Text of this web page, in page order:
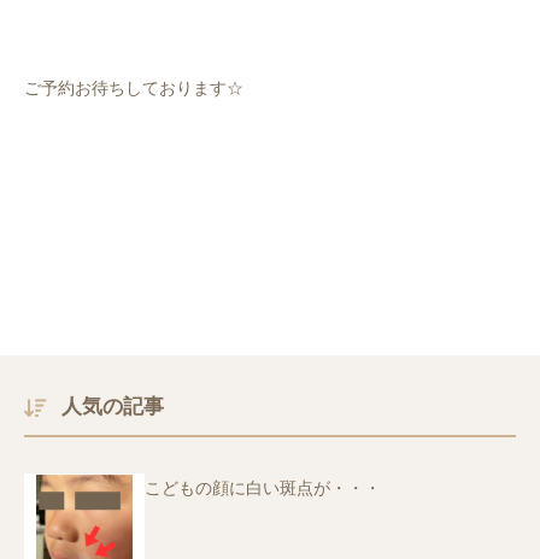
ご予約お待ちしております☆
人気の記事
こどもの顔に白い斑点が・・・